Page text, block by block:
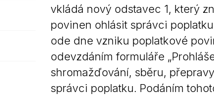
vkládá nový odstavec 1, který
povinen ohlásit správci
ode dne vzniku poplatkové
odevzdáním formuláře
shromažďování, sběru,
správci poplatku. Podáním